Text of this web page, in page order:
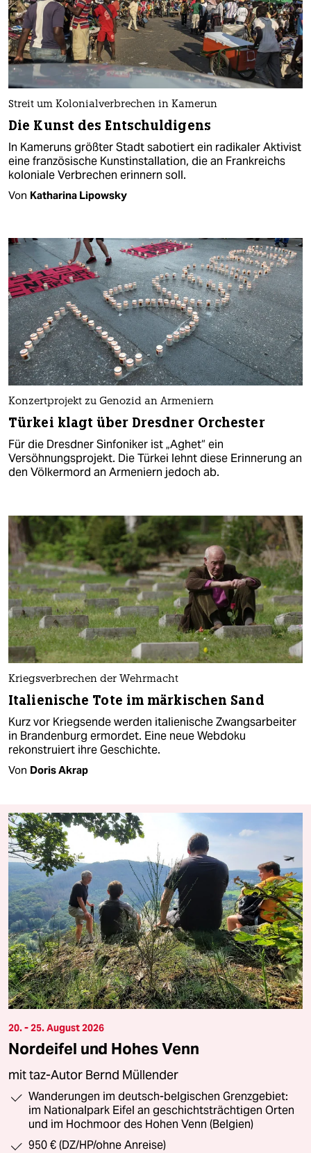
Streit um Kolonialverbrechen in Kamerun
Die Kunst des Entschuldigens
In Kameruns größter Stadt sabotiert ein radikaler Aktivist
eine französische Kunstinstallation, die an Frankreichs
koloniale Verbrechen erinnern soll.
Von Katharina Lipowsky
Konzertprojekt zu Genozid an Armeniern
Türkei klagt über Dresdner Orchester
Für die Dresdner Sinfoniker ist „Aghet“ ein
Versöhnungsprojekt. Die Türkei lehnt diese Erinnerung an
den Völkermord an Armeniern jedoch ab.
Kriegsverbrechen der Wehrmacht
Italienische Tote im märkischen Sand
Kurz vor Kriegsende werden italienische Zwangsarbeiter
in Brandenburg ermordet. Eine neue Webdoku
rekonstruiert ihre Geschichte.
Von Doris Akrap
20. - 25. August 2026
Nordeifel und Hohes Venn
mit taz-Autor Bernd Müllender
Wanderungen im deutsch-belgischen Grenzgebiet:
im Nationalpark Eifel an geschichtsträchtigen Orten
und im Hochmoor des Hohen Venn (Belgien)
950 € (DZ/HP/ohne Anreise)